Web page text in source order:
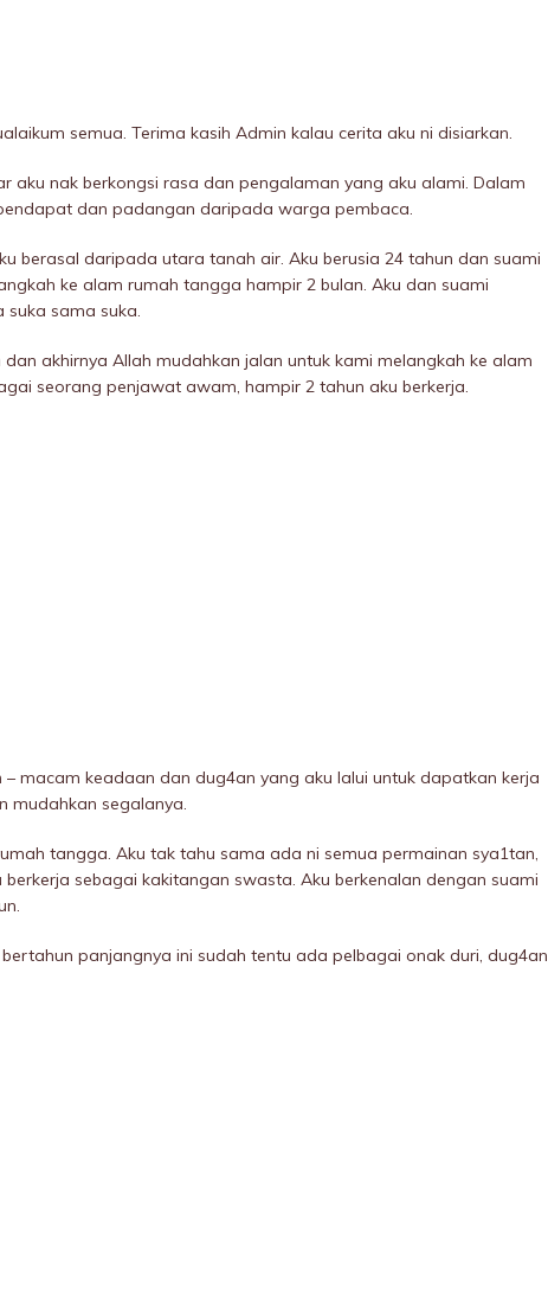
semua. Terima kasih Admin kalau cerita aku ni disiarkan.
aku nak berkongsi rasa dan pengalaman yang aku alami. Dalam
dan padangan daripada warga pembaca.
berasal daripada utara tanah air. Aku berusia 24 tahun dan suami
ke alam rumah tangga hampir 2 bulan. Aku dan suami
suka sama suka.
akhirnya Allah mudahkan jalan untuk kami melangkah ke alam
seorang penjawat awam, hampir 2 tahun aku berkerja.
macam keadaan dan dug4an yang aku lalui untuk dapatkan kerja
mudahkan segalanya.
tangga. Aku tak tahu sama ada ni semua permainan sya1tan,
sebagai kakitangan swasta. Aku berkenalan dengan suami
panjangnya ini sudah tentu ada pelbagai onak duri, dug4an